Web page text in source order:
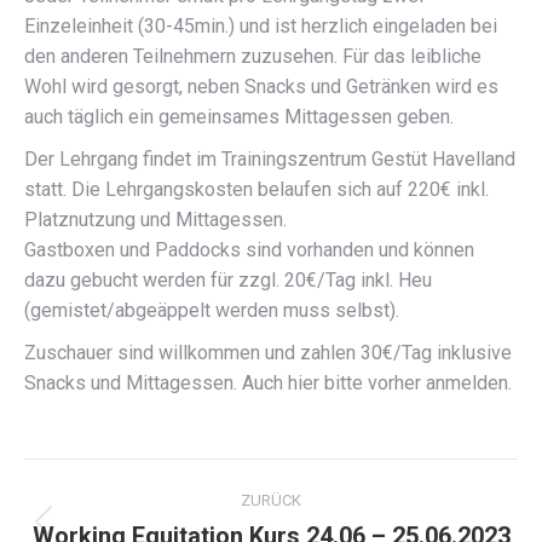
Einzeleinheit (30-45min.) und ist herzlich eingeladen bei
den anderen Teilnehmern zuzusehen. Für das leibliche
Wohl wird gesorgt, neben Snacks und Getränken wird es
auch täglich ein gemeinsames Mittagessen geben.
Der Lehrgang findet im Trainingszentrum Gestüt Havelland
statt. Die Lehrgangskosten belaufen sich auf 220€ inkl.
Platznutzung und Mittagessen.
Gastboxen und Paddocks sind vorhanden und können
dazu gebucht werden für zzgl. 20€/Tag inkl. Heu
(gemistet/abgeäppelt werden muss selbst).
Zuschauer sind willkommen und zahlen 30€/Tag inklusive
Snacks und Mittagessen. Auch hier bitte vorher anmelden.
Kommentarnavigation
ZURÜCK
Vorheriger
Working Equitation Kurs 24.06 – 25.06.2023